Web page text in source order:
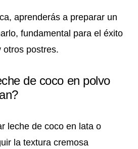
aprenderás a preparar un
fundamental para el éxito
otros postres.
de coco en polvo
leche de coco en lata o
la textura cremosa